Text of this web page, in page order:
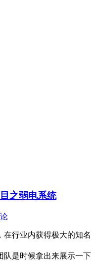
之弱电系统
在行业内获得极大的知名
队是时候拿出来展示一下